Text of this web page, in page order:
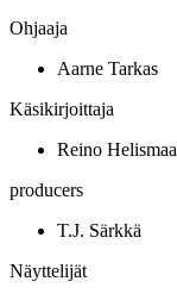
Ohjaaja
Aarne Tarkas
Käsikirjoittaja
Reino Helismaa
producers
T.J. Särkkä
Näyttelijät